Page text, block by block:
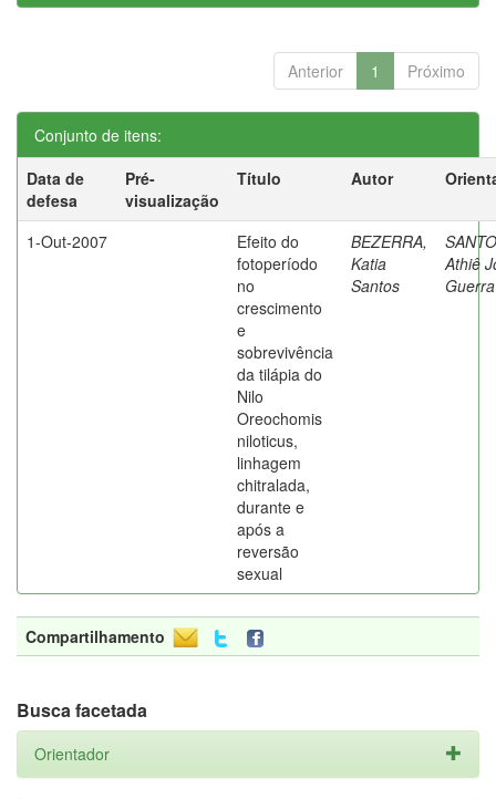
Anterior 1 Próximo
Conjunto de itens:
Data de
defesa
Pré-
visualização
Título Autor
1-Out-2007
Efeito do
fotoperíodo
no
crescimento
e
sobrevivência
da tilápia do
Nilo
Oreochomis
niloticus,
linhagem
chitralada,
durante e
após a
reversão
sexual
BEZERRA,
Katia
Santos
Athiê
Guerra
Compartilhamento
Busca facetada
Orientador